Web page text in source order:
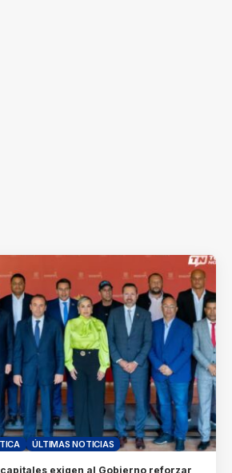
ÚLTIMAS NOTICIAS
exigen al Gobierno reforzar